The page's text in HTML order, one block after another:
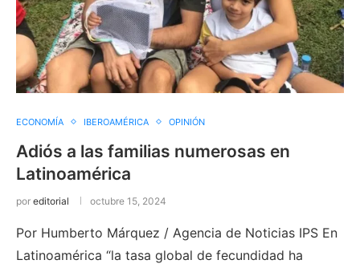
ECONOMÍA IBEROAMÉRICA OPINIÓN
Adiós a las familias numerosas en
Latinoamérica
por editorial octubre 15, 2024
Por Humberto Márquez / Agencia de Noticias IPS En
Latinoamérica “la tasa global de fecundidad ha